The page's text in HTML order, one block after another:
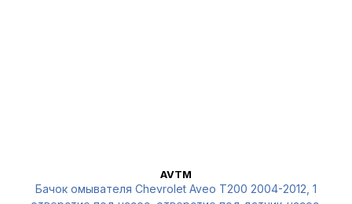
AVTM
Бачок омывателя Chevrolet Aveo T200 2004-2012, 1